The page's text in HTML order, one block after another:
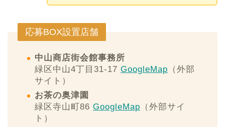
応募BOX設置店舗
中山商店街会館事務所
緑区中山4丁目31-17 GoogleMap （外部
サイト）
お茶の奥津園
緑区寺山町86 GoogleMap （外部サイ
ト）